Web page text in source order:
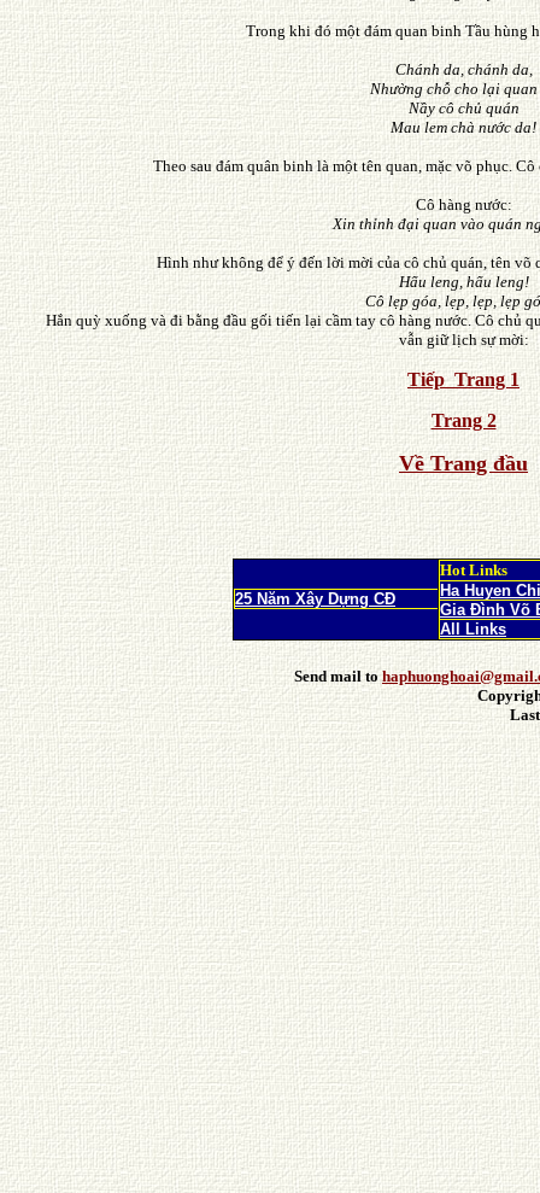
Trong khi đó một đám quan binh Tầu hùng
Chánh da, chánh da,
Nhường chỗ cho lại quan
Nầy cô chủ quán
Mau lem chà nước da!
Theo sau đám quân binh là một tên quan, mặc võ phục.
Cô hàng nước:
Xin thỉnh đại quan vào quán
Hình như không để ý đến lời mời của cô chủ quán, tên võ
Hẩu leng, hẩu leng!
Cô lẹp góa, lẹp, lẹp, lẹp
Hắn quỳ xuống và đi bằng đầu gối tiến lại cầm tay cô hàng nước. Cô chủ
vẫn giữ lịch sự mời:
Tiếp Trang 1
Trang 2
Về Trang đầu
25 Năm Xây Dựng CĐ
Hot Links
Ha Huyen Chi
Gia Đình Võ
All Links
Send mail to